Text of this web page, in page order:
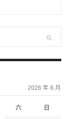
2026 年 8 月
六 日